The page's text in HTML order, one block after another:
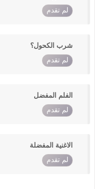
لم تقدم
شرب الكحول؟
لم تقدم
الفلم المفضل
لم تقدم
الاغنية المفضلة
لم تقدم